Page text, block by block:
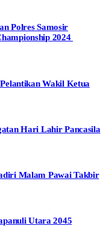
Polres Samosir
2024
Wakil Ketua
Hari Lahir Pancasila
Malam Pawai Takbir
Utara 2045